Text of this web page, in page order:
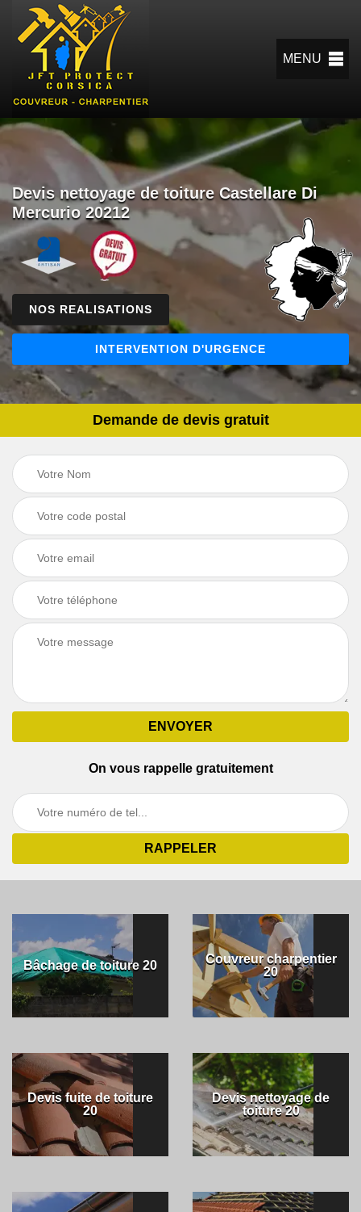
MENU
Devis nettoyage de toiture Castellare Di
Mercurio 20212
NOS REALISATIONS
INTERVENTION D'URGENCE
Demande de devis gratuit
On vous rappelle gratuitement
Bâchage de toiture 20
Couvreur charpentier
20
Devis fuite de toiture
20
Devis nettoyage de
toiture 20